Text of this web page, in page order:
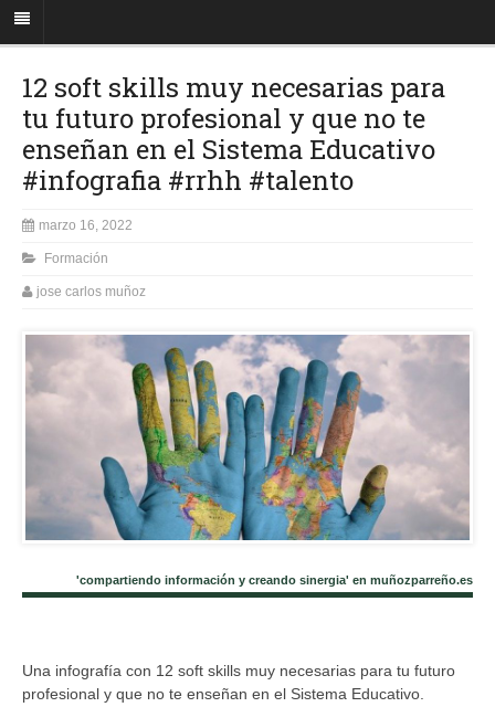
12 soft skills muy necesarias para
tu futuro profesional y que no te
enseñan en el Sistema Educativo
#infografia #rrhh #talento
marzo 16, 2022
Formación
jose carlos muñoz
'compartiendo información y creando sinergia' en muñozparreño.es
Una infografía con 12 soft skills muy necesarias para tu futuro
profesional y que no te enseñan en el Sistema Educativo.